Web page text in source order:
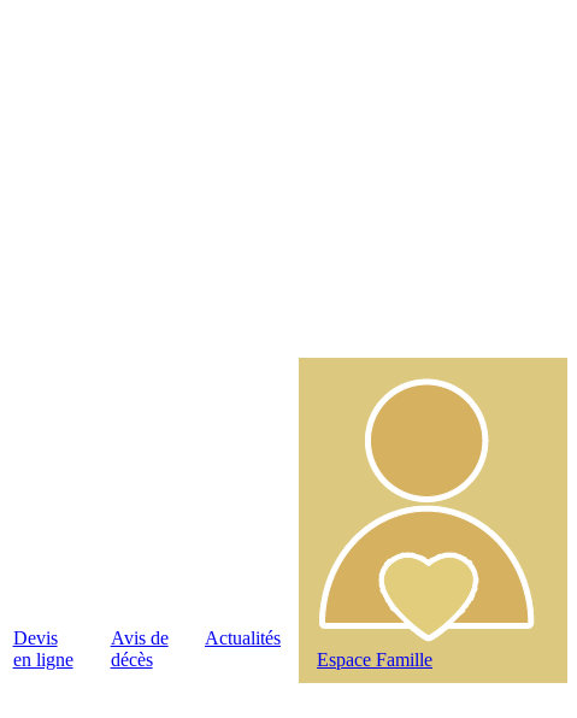
Devis
en ligne
Avis de
décès
Actualités
Espace Famille